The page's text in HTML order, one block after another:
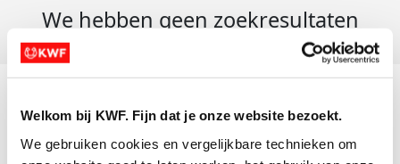
Welkom bij KWF. Fijn dat je onze website bezoekt.
We gebruiken cookies en vergelijkbare technieken om
We hebben geen zoekresultaten
Actiematerialen
Evenementen